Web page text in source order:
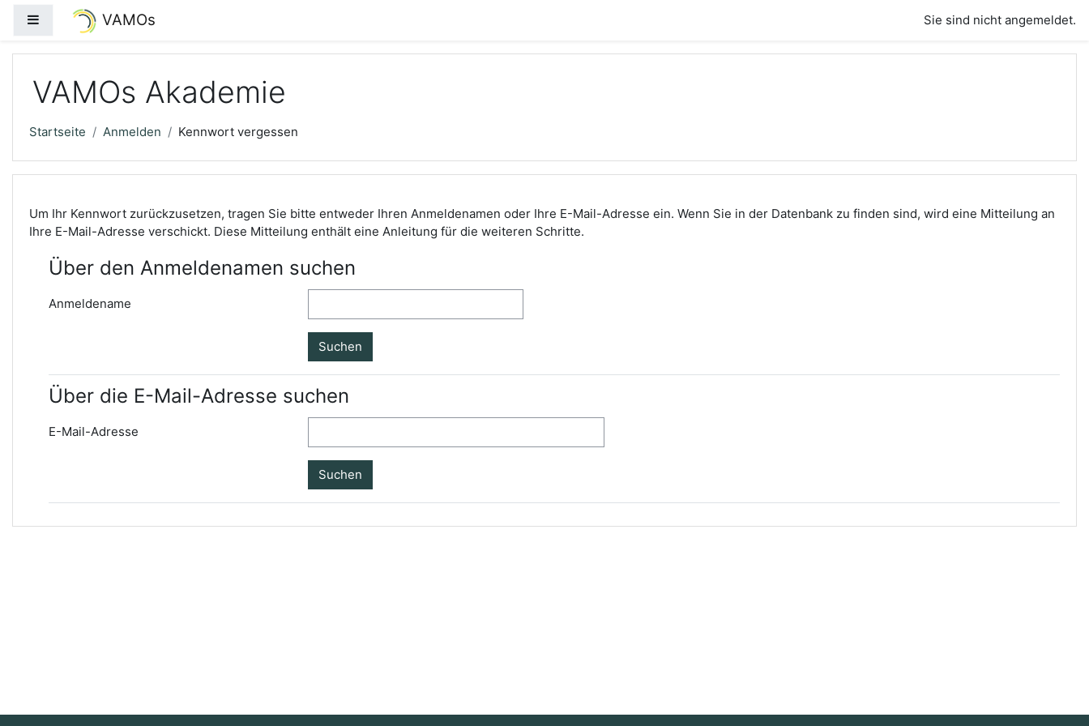
Zum Hauptinhalt
Website-Übersicht
VAMOs Sie sind nicht angemeldet.
VAMOs Akademie
Startseite Anmelden Kennwort vergessen
Um Ihr Kennwort zurückzusetzen, tragen Sie bitte entweder Ihren Anmeldenamen oder Ihre E-Mail-Adresse ein. Wenn Sie in der Datenbank zu finden sind, wird eine Mitteilung an
Ihre E-Mail-Adresse verschickt. Diese Mitteilung enthält eine Anleitung für die weiteren Schritte.
Über den Anmeldenamen suchen
Anmeldename
Über die E-Mail-Adresse suchen
E-Mail-Adresse